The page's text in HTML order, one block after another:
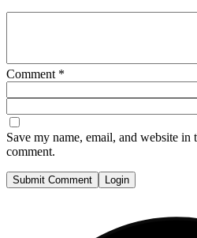
Comment*
Save my name, email, and website
comment.
Submit Comment Login